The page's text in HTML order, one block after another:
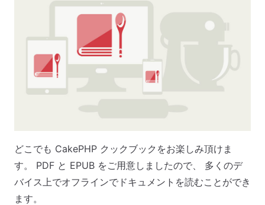
どこでも CakePHP クックブックをお楽しみ頂けま
す。 PDF と EPUB をご用意しましたので、 多くのデ
バイス上でオフラインでドキュメントを読むことができ
ます。